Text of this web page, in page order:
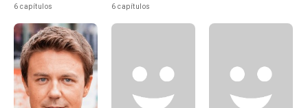
6 capítulos
6 capítulos